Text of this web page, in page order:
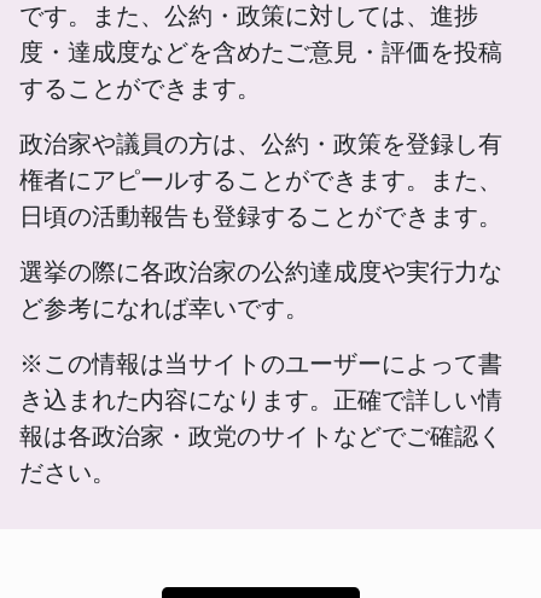
です。また、公約・政策に対しては、進捗
度・達成度などを含めたご意見・評価を投稿
することができます。
政治家や議員の方は、公約・政策を登録し有
権者にアピールすることができます。また、
日頃の活動報告も登録することができます。
選挙の際に各政治家の公約達成度や実行力な
ど参考になれば幸いです。
※この情報は当サイトのユーザーによって書
き込まれた内容になります。正確で詳しい情
報は各政治家・政党のサイトなどでご確認く
ださい。